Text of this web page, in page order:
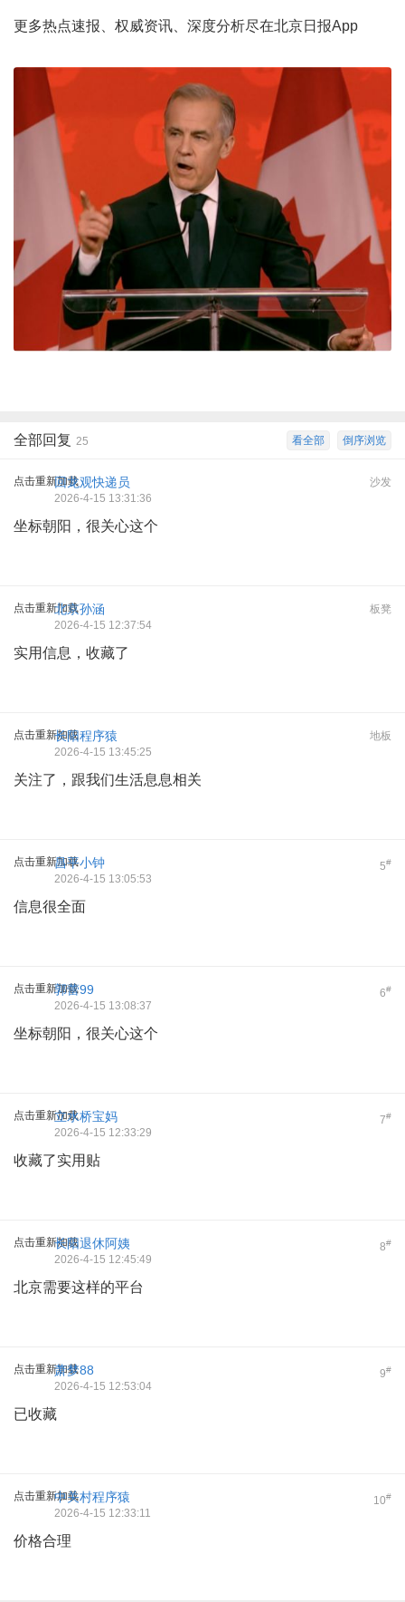
更多热点速报、权威资讯、深度分析尽在北京日报App
倒序浏览
看全部
全部回复 25
点击重新加载 沙发
回龙观快递员
2026-4-15 13:31:36
坐标朝阳，很关心这个
点击重新加载 板凳
北京孙涵
2026-4-15 12:37:54
实用信息，收藏了
点击重新加载 地板
长阳程序猿
2026-4-15 13:45:25
关注了，跟我们生活息息相关
点击重新加载 5#
昌平小钟
2026-4-15 13:05:53
信息很全面
点击重新加载 6#
郭蕾99
2026-4-15 13:08:37
坐标朝阳，很关心这个
点击重新加载 7#
立水桥宝妈
2026-4-15 12:33:29
收藏了实用贴
点击重新加载 8#
长阳退休阿姨
2026-4-15 12:45:49
北京需要这样的平台
点击重新加载 9#
萧梦88
2026-4-15 12:53:04
已收藏
点击重新加载 10#
中关村程序猿
2026-4-15 12:33:11
价格合理